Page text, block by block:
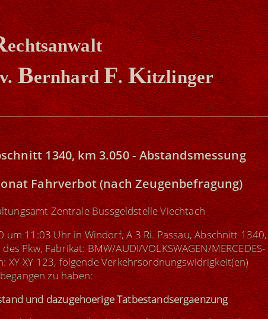
echtsanwalt
BernhardF.Kitzlinger
1340, km 3.050 - Abstandsmessung
Fahrverbot (nach Zeugenbefragung)
Zentrale Bussgeldstelle Viechtach
um 11:03 Uhr in Windorf, A 3 Ri. Passau, Abschnitt 1340,
Pkw, Fabrikat: BMW/AUDI/VOLKSWAGEN/MERCEDES-
XY-XY 123, folgende Verkehrsordnungswidrigkeit(en)
begangen zu haben:
und dazugehoerige Tatbestandsergaenzung